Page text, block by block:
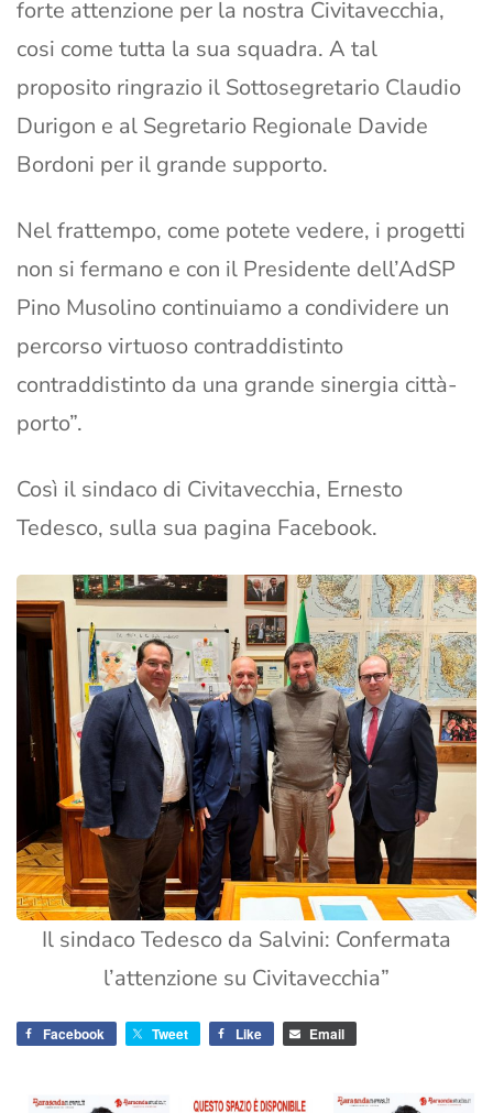
forte attenzione per la nostra Civitavecchia,
cosi come tutta la sua squadra. A tal
proposito ringrazio il Sottosegretario Claudio
Durigon e al Segretario Regionale Davide
Bordoni per il grande supporto.
Nel frattempo, come potete vedere, i progetti
non si fermano e con il Presidente dell’AdSP
Pino Musolino continuiamo a condividere un
percorso virtuoso contraddistinto
contraddistinto da una grande sinergia città-
porto”.
Così il sindaco di Civitavecchia, Ernesto
Tedesco, sulla sua pagina Facebook.
Il sindaco Tedesco da Salvini: Confermata
l’attenzione su Civitavecchia”
Facebook Tweet Like Email